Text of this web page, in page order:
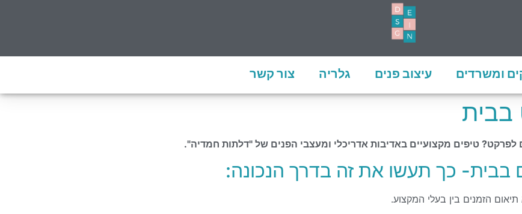
ומשרדים עיצוב פנים גלריה צור קשר
טיפים מקצועיים באדיבות אדריכלי ומעצבי הפנים של "דלתות חמדיה".
כך תעשו את זה בדרך הנכונה:
הזמנים בין בעלי המקצוע.